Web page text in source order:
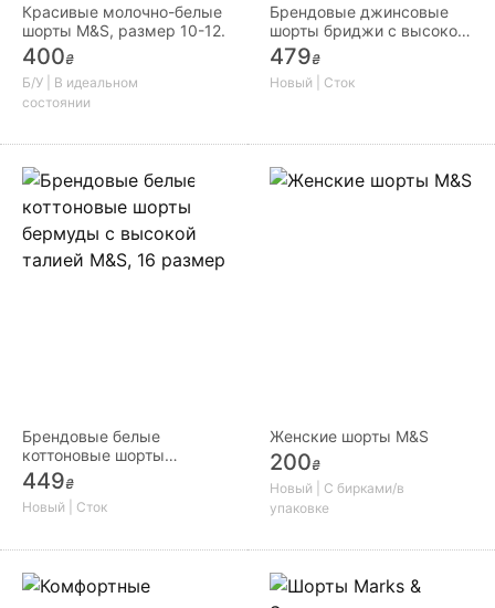
Красивые молочно-белые
шорты M&S, размер 10-12.
400₴
Б/У | В идеальном
состоянии
Брендовые джинсовые
шорты бриджи с высокой
талией M&S, 14 размер.
479₴
Новый | Сток
Брендовые белые
коттоновые шорты
бермуды с высокой
талией M&S, 16 размер
449₴
Новый | Сток
Женские шорты M&S
200₴
Новый | С бирками/в
упаковке